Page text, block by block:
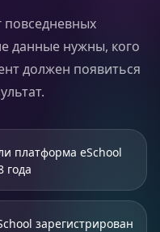
повседневных
данные нужны, кого
должен появиться
платформа eSchool
года
зарегистрирован